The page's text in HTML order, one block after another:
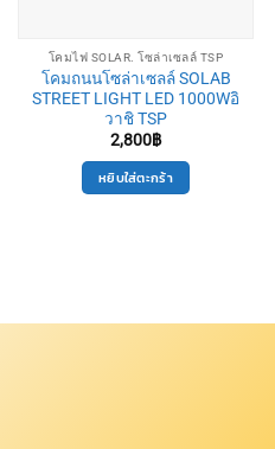
โคมไฟ SOLAR. โซล่าเซลล์ TSP
โคมถนนโซล่าเซลล์ SOLAB
STREET LIGHT LED 1000Wอิ
วาชิ TSP
2,800฿
หยิบใส่ตะกร้า